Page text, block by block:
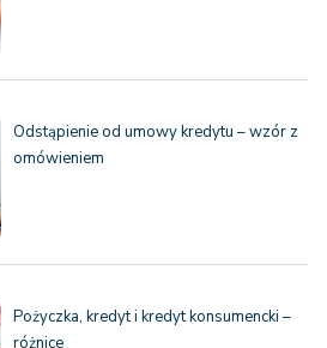
Odstąpienie od umowy kredytu – wzór z
omówieniem
Pożyczka, kredyt i kredyt konsumencki –